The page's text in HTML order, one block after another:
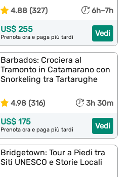
4.88 (327) 6h–7h
Vedi
US$ 255
Prenota ora e paga più tardi
Barbados: Crociera al
Tramonto in Catamarano con
Snorkeling tra Tartarughe
4.98 (316) 3h 30m
Vedi
US$ 175
Prenota ora e paga più tardi
Bridgetown: Tour a Piedi tra
Siti UNESCO e Storie Locali